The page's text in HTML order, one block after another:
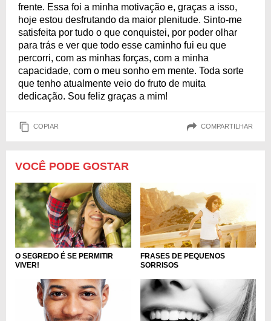
frente. Essa foi a minha motivação e, graças a isso,
hoje estou desfrutando da maior plenitude. Sinto-me
satisfeita por tudo o que conquistei, por poder olhar
para trás e ver que todo esse caminho fui eu que
percorri, com as minhas forças, com a minha
capacidade, com o meu sonho em mente. Toda sorte
que tenho atualmente veio do fruto de muita
dedicação. Sou feliz graças a mim!
COPIAR COMPARTILHAR
VOCÊ PODE GOSTAR
O SEGREDO É SE PERMITIR
VIVER!
FRASES DE PEQUENOS
SORRISOS